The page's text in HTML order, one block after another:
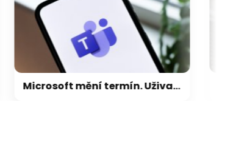
galerie: cviky
Microsoft mění termín. Uživatelé Teams mohou přijít o kalendář v mobilu